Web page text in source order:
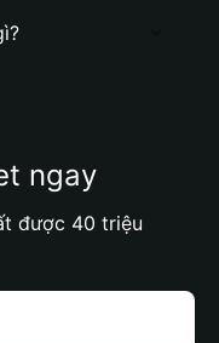
ngay
được 40 triệu